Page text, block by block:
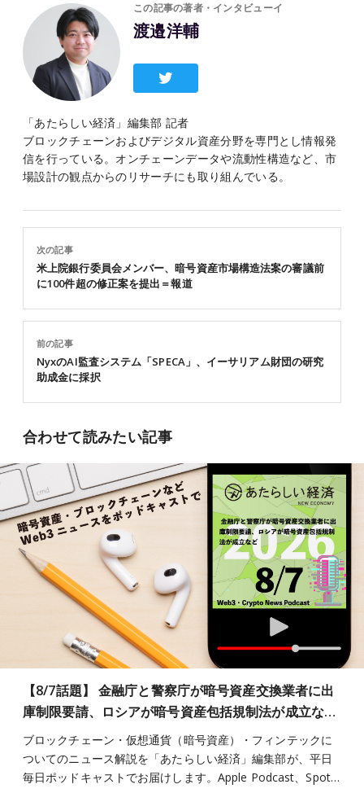
この記事の著者・インタビューイ
渡邉洋輔
「あたらしい経済」編集部 記者
ブロックチェーンおよびデジタル資産分野を専門とし情報発
信を行っている。オンチェーンデータや流動性構造など、市
場設計の観点からのリサーチにも取り組んでいる。
前の記事
NyxのAI監査システム「SPECA」、イーサリアム財団の研究
助成金に採択
次の記事
米上院銀行委員会メンバー、暗号資産市場構造法案の審議前
に100件超の修正案を提出＝報道
合わせて読みたい記事
【8/7話題】 金融庁と警察庁が暗号資産交換業者に出
庫制限要請、ロシアが暗号資産包括規制法が成立な…
ブロックチェーン・仮想通貨（暗号資産）・フィンテックに
ついてのニュース解説を「あたらしい経済」編集部が、平日
毎日ポッドキャストでお届けします。Apple Podcast、Spot…